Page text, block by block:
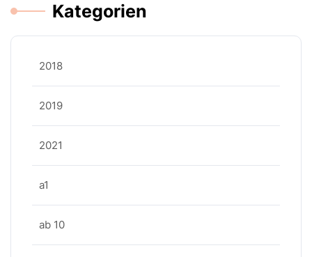
Kategorien
2018
2019
2021
a1
ab 10